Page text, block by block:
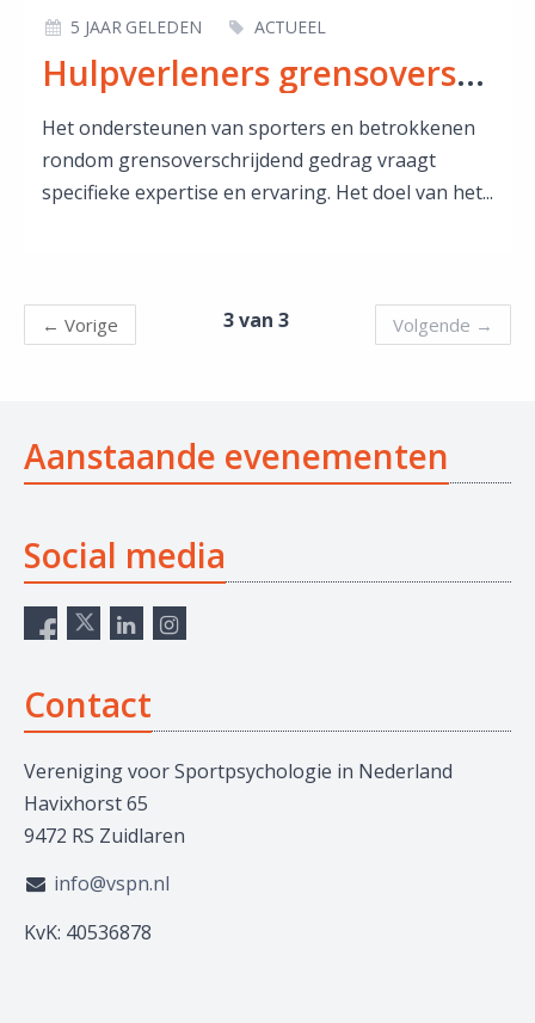
Hulpverleners grensoverschrijdend gedrag
5 JAAR GELEDEN ACTUEEL
Het ondersteunen van sporters en betrokkenen
rondom grensoverschrijdend gedrag vraagt
specifieke expertise en ervaring. Het doel van het...
← Vorige 3 van 3 Volgende →
Aanstaande evenementen
Social media
Contact
Vereniging voor Sportpsychologie in Nederland
Havixhorst 65
9472 RS Zuidlaren
info@vspn.nl
KvK: 40536878